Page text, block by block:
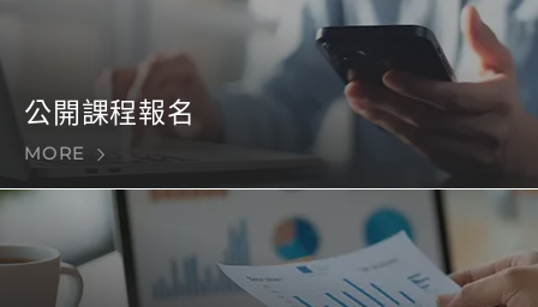
公開課程報名
MORE